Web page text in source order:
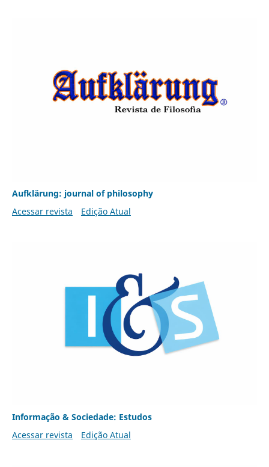
Aufklärung: journal of philosophy
Acessar revista
Edição Atual
Informação & Sociedade: Estudos
Acessar revista
Edição Atual